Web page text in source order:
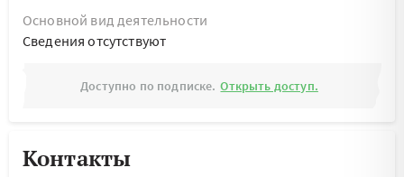
Основной вид деятельности
Cведения отсутствуют
Доступно по подписке. Открыть доступ.
Контакты